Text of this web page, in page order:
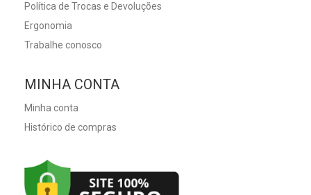
Política de Trocas e Devoluções
Ergonomia
Trabalhe conosco
MINHA CONTA
Minha conta
Histórico de compras